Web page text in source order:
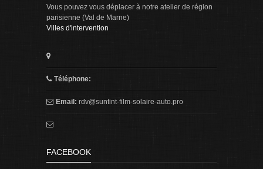
Vous pouvez vous déplacer à notre atelier de région
parisienne (Val de Marne)
Villes d'intervention
Téléphone:
Email: rdv@suntint-film-solaire-auto.pro
FACEBOOK